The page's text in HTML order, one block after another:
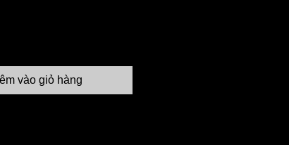
03 ,Xã Kim Lan,Huyện Gia
mới 100%
Âm Dương Size Chung
rộng 16,5cm dài hơn 21cm.
vào giỏ hàng